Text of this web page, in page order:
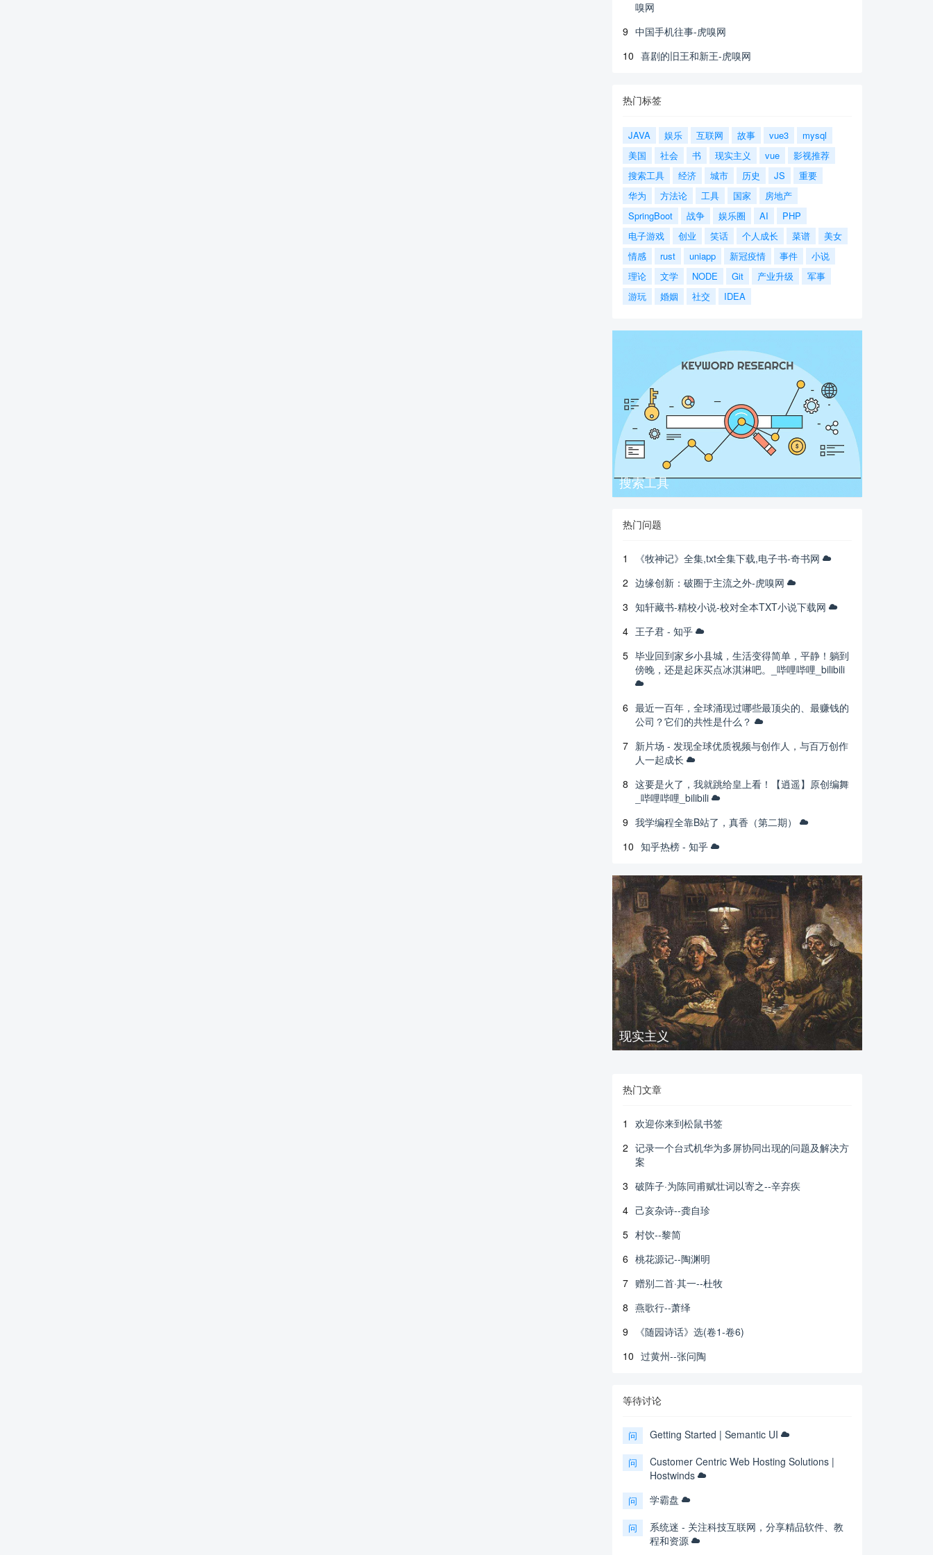
嗅网
9 中国手机往事-虎嗅网
10 喜剧的旧王和新王-虎嗅网
热门标签
JAVA 娱乐 互联网 故事 vue3
mysql
美国
社会 书 现实主义 vue
影视推荐
搜索工具
经济 城市 历史 JS
重要
华为
方法论 工具 国家
房地产
SpringBoot
战争 娱乐圈 AI
PHP
电子游戏
创业 笑话 个人成长 菜谱
美女
情感
rust uniapp 新冠疫情 事件
小说
理论
文学 NODE Git 产业升级
军事
游玩
婚姻 社交 IDEA
搜索工具
热门问题
1
《牧神记》全集,txt全集下载,电子书-奇书网
2 边缘创新：破圈于主流之外-虎嗅网
3 知轩藏书-精校小说-校对全本TXT小说下载网
4 王子君 - 知乎
5 毕业回到家乡小县城，生活变得简单，平静！躺到
傍晚，还是起床买点冰淇淋吧。_哔哩哔哩_bilibili
6 最近一百年，全球涌现过哪些最顶尖的、最赚钱的
公司？它们的共性是什么？
7 新片场 - 发现全球优质视频与创作人，与百万创作
人一起成长
8 这要是火了，我就跳给皇上看！【逍遥】原创编舞
_哔哩哔哩_bilibili
9 我学编程全靠B站了，真香（第二期）
10 知乎热榜 - 知乎
现实主义
热门文章
1
欢迎你来到松鼠书签
2 记录一个台式机华为多屏协同出现的问题及解决方
案
3 破阵子·为陈同甫赋壮词以寄之--辛弃疾
4 己亥杂诗--龚自珍
5 村饮--黎简
6 桃花源记--陶渊明
7 赠别二首·其一--杜牧
8 燕歌行--萧绎
9
《随园诗话》选(卷1-卷6)
10 过黄州--张问陶
等待讨论
问 Getting Started | Semantic UI
问
Customer Centric Web Hosting Solutions |
Hostwinds
问 学霸盘
问
系统迷 - 关注科技互联网，分享精品软件、教
程和资源